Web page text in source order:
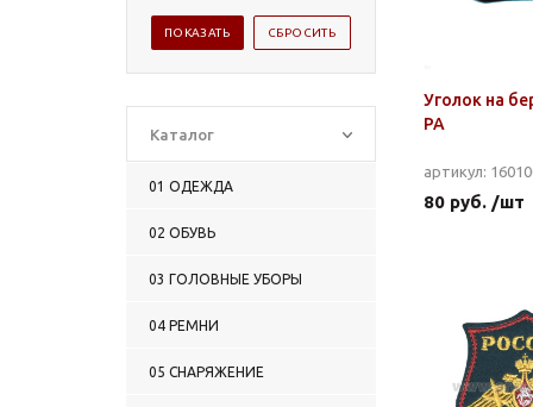
Каталог
01 ОДЕЖДА
02 ОБУВЬ
03 ГОЛОВНЫЕ УБОРЫ
04 РЕМНИ
05 СНАРЯЖЕНИЕ
Уголок на
РА
артикул:
80 руб. /шт